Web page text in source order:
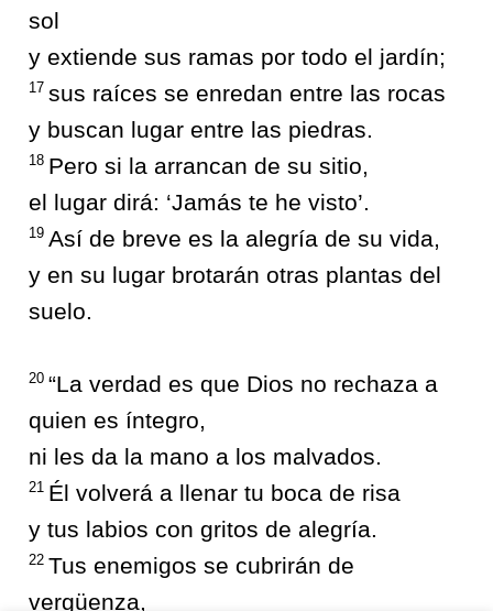
sol
y extiende sus ramas por todo el jardín;
17 sus raíces se enredan entre las rocas
y buscan lugar entre las piedras.
18 Pero si la arrancan de su sitio,
el lugar dirá: ‘Jamás te he visto’.
19 Así de breve es la alegría de su vida,
y en su lugar brotarán otras plantas del
suelo.
20 “La verdad es que Dios no rechaza a
quien es íntegro,
ni les da la mano a los malvados.
21 Él volverá a llenar tu boca de risa
y tus labios con gritos de alegría.
22 Tus enemigos se cubrirán de
vergüenza,